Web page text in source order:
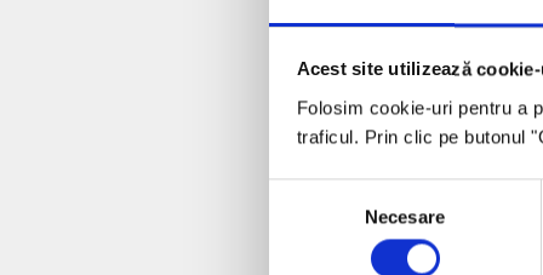
Acest site utilizează
Folosim cookie-uri pentru a
traficul. Prin clic pe butonul
Necesare
Sistemul
de membri este
Sprijin
ROMCOM SA
–
din România
.
esențial la